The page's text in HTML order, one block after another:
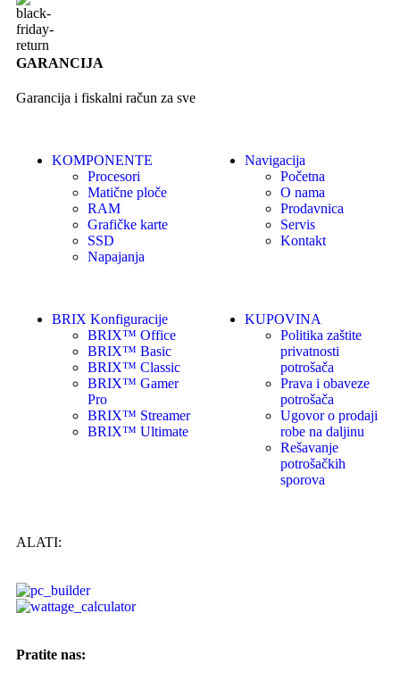
GARANCIJA
Garancija i fiskalni račun za sve
KOMPONENTE
Procesori
Matične ploče
RAM
Grafičke karte
SSD
Napajanja
Navigacija
Početna
O nama
Prodavnica
Servis
Kontakt
BRIX Konfiguracije
BRIX™ Office
BRIX™ Basic
BRIX™ Classic
BRIX™ Gamer
Pro
BRIX™ Streamer
BRIX™ Ultimate
KUPOVINA
Politika zaštite
privatnosti
potrošača
Prava i obaveze
potrošača
Ugovor o prodaji
robe na daljinu
Rešavanje
potrošačkih
sporova
ALATI:
Pratite nas: